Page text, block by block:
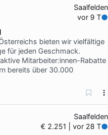
Saalfelden
vor 9 T
bieten wir vielfältige
für jeden Geschmack.
Mitarbeiter:innen-Rabatte
bereits über 30.000
Saalfelden
€ 2.251 | vor 28 T